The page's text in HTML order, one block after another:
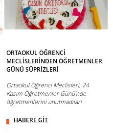
ORTAOKUL ÖĞRENCİ
MECLİSLERİNDEN ÖĞRETMENLER
GÜNÜ SÜPRİZLERİ
Ortaokul Öğrenci Meclisleri, 24
Kasım Öğretmenler Günü'nde
öğretmenlerini unutmadılar!
HABERE GİT